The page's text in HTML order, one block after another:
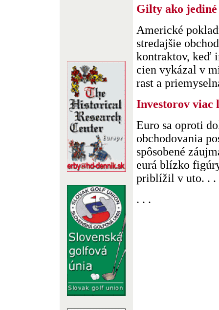
Gilty ako jediné
Americké
stredajšie
kontraktov, keď
cien vykázal v
rast a
Investorov viac
Euro sa oproti
obchodovania
spôsobené
eurá blízko
priblížil v uto. . .
. . .